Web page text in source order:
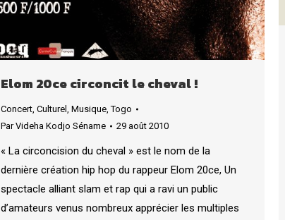
Elom 20ce circoncit le cheval !
Concert, Culturel , Musique,Togo
ParVideha Kodjo Séname 29 août 2010
« La circoncision du cheval » est le nom de la
dernière création hip hop du rappeur Elom 20ce, Un
spectacle alliant slam et rap qui a ravi un public
d’amateurs venus nombreux apprécier les multiples